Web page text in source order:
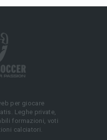
per giocare
Leghe private,
formazioni, voti
calciatori.